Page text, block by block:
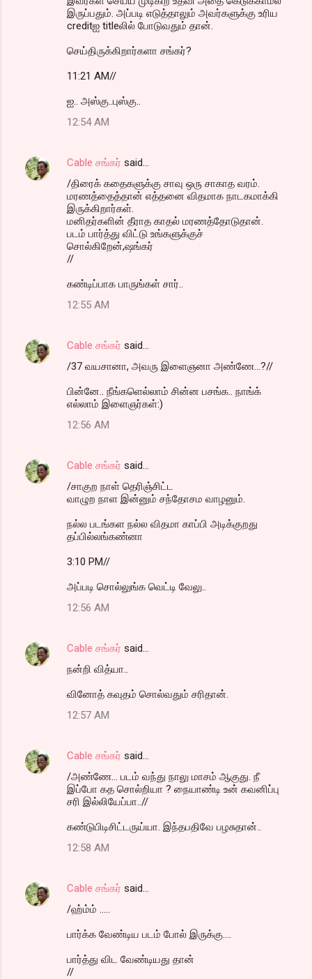
இருப்பதும். அப்படி எடுத்தாலும் அவர்களுக்கு உரிய
creditஐ titleலில் போடுவதும் தான்.
செய்திருக்கிறார்களா சங்கர்?
11:21 AM//
ஐ.. அஸ்கு..புஸ்கு..
12:54 AM
Cable சங்கர் said…
/திரைக் கதைகளுக்கு சாவு ஒரு சாகாத வரம்.
மரணத்தைத்தான் எத்தனை விதமாக நாடகமாக்கி
இருக்கிறார்கள்.
மனிதர்களின் தீராத காதல் மரணத்தோடுதான்.
படம் பார்த்து விட்டு உங்களுக்குச்
சொல்கிறேன்,ஷங்கர்
//
கண்டிப்பாக பாருங்கள் சார்..
12:55 AM
Cable சங்கர் said…
/37 வயசானா, அவரு இளைஞனா அண்ணே...?//
பின்னே.. நீங்களெல்லாம் சின்ன பசங்க.. நாங்க்
எல்லாம் இளைஞர்கள்:)
12:56 AM
Cable சங்கர் said…
/சாகுற நாள் தெரிஞ்சிட்ட
வாழுற நாள இன்னும் சந்தோசம வாழனும்.
நல்ல படங்கள நல்ல விதமா காப்பி அடிக்குறது
தப்பில்லங்கண்னா
3:10 PM//
அப்படி சொல்லுங்க வெட்டி வேலு..
12:56 AM
Cable சங்கர் said…
நன்றி வித்யா..
வினோத் கவுதம் சொல்வதும் சரிதான்.
12:57 AM
Cable சங்கர் said…
/அண்ணே... படம் வந்து நாலு மாசம் ஆகுது. நீ
இப்போ கத சொல்றியா ? நையாண்டி உன் கவனிப்பு
சரி இல்லியேப்பா..//
கண்டுபிடிசிட்டருய்யா. இந்தபதிவே பழசுதான்..
12:58 AM
Cable சங்கர் said…
/ஹ்ம்ம் .....
பார்க்க வேண்டிய படம் போல் இருக்கு....
பார்த்து விட வேண்டியது தான்
//